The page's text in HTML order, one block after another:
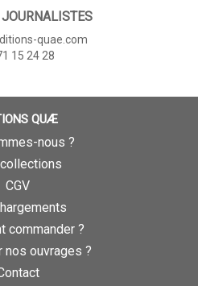
quae.com
15 24 28
QUÆ
nous ?
CGV
commander ?
nos ouvrages ?